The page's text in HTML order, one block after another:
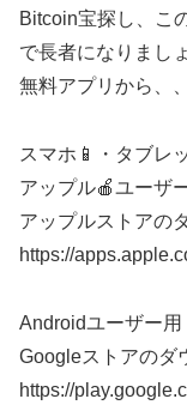
Bitcoin宝探し、こ
で長者になりまし
無料アプリから、
スマホ📱・タブレ
アップル🍎ユーザ
アップルストアの
https://
Androidユーザー用
Googleストアのダ
https://